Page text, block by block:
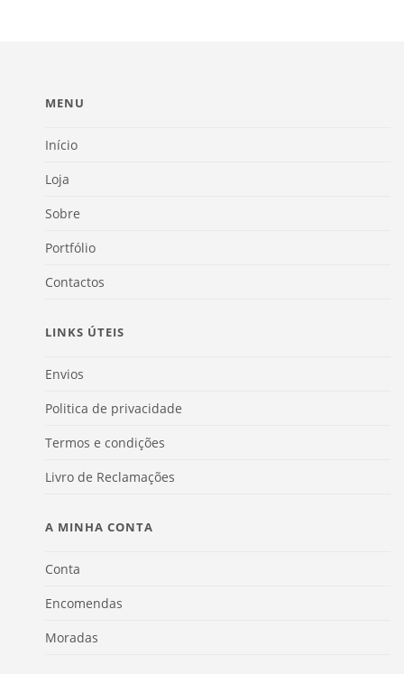
MENU
Início
Loja
Sobre
Portfólio
Contactos
LINKS ÚTEIS
Envios
Politica de privacidade
Termos e condições
Livro de Reclamações
A MINHA CONTA
Conta
Encomendas
Moradas